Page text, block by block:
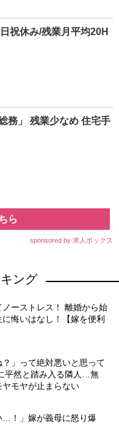
祝休み/残業月平均20H
務」 残業少なめ 住宅手
ら
sponsored by 求人ボックス
ング
ーストレス！ 離婚から始
悔いはなし！【嫁を便利
？」って絶対悪いと思って
平然と踏み入る隣人…無
モヤが止まらない
…！」嫁が義母に怒り爆